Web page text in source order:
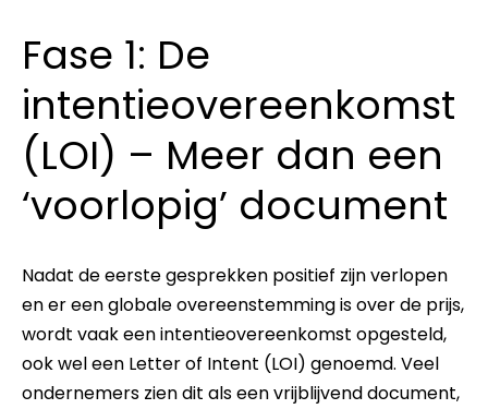
Fase 1: De
intentieovereenkomst
(LOI) – Meer dan een
‘voorlopig’ document
Nadat de eerste gesprekken positief zijn verlopen
en er een globale overeenstemming is over de prijs,
wordt vaak een intentieovereenkomst opgesteld,
ook wel een Letter of Intent (LOI) genoemd. Veel
ondernemers zien dit als een vrijblijvend document,